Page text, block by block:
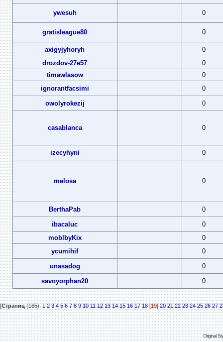
ywesuh 0
gratisleague80 0
axigyjyhoryh
0
drozdov-27e57
0
timawlasow
0
ignorantfacsimi
0
owolyrokezij
0
casablanca 0
izecyhyni 0
melosa 0
BerthaPab
0
ibacaluc
0
moblbyKix
0
ycumihif
0
unasadog
0
savoyorphan20
0
[Страниц(165):1 2 3 4 5 6 7 8 9 10 11 12 13 14 15 16 17 18 [19] 20 21 22 23 24 25 26 27
Original